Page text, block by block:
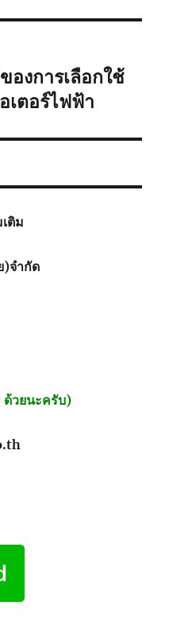
งการเลือกใช้
เตอร์ไฟฟ้า
ติม
)จำกัด
ด้วยนะครับ)